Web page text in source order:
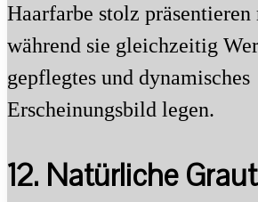
Haarfarbe stolz präsentieren
während sie gleichzeitig
gepflegtes und dynamisches
Erscheinungsbild legen.
12. Natürliche